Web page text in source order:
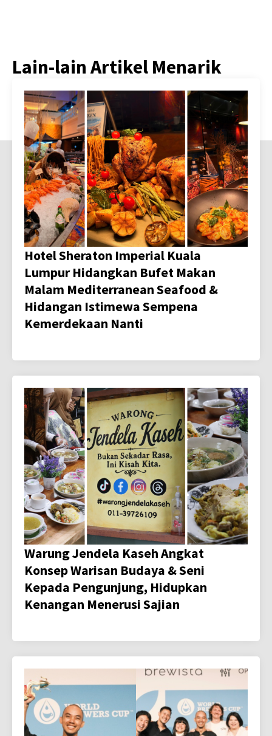
Lain-lain Artikel Menarik
Hotel Sheraton Imperial Kuala
Lumpur Hidangkan Bufet Makan
Malam Mediterranean Seafood &
Hidangan Istimewa Sempena
Kemerdekaan Nanti
Warung Jendela Kaseh Angkat
Konsep Warisan Budaya & Seni
Kepada Pengunjung, Hidupkan
Kenangan Menerusi Sajian